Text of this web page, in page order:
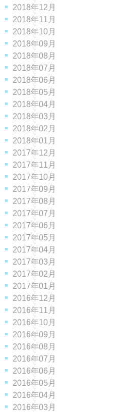
2018年12月
2018年11月
2018年10月
2018年09月
2018年08月
2018年07月
2018年06月
2018年05月
2018年04月
2018年03月
2018年02月
2018年01月
2017年12月
2017年11月
2017年10月
2017年09月
2017年08月
2017年07月
2017年06月
2017年05月
2017年04月
2017年03月
2017年02月
2017年01月
2016年12月
2016年11月
2016年10月
2016年09月
2016年08月
2016年07月
2016年06月
2016年05月
2016年04月
2016年03月